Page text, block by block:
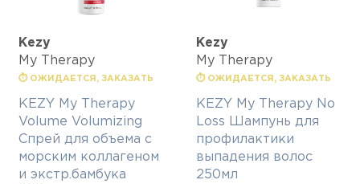
Kezy
My Therapy
⏱ ОЖИДАЕТСЯ, ЗАКАЗАТЬ
KEZY My Therapy
Volume Volumizing
Спрей для объема с
морским коллагеном
и экстр.бамбука
Kezy
My Therapy
⏱ ОЖИДАЕТСЯ, ЗАКАЗАТЬ
KEZY My Therapy No
Loss Шампунь для
профилактики
выпадения волос
250мл